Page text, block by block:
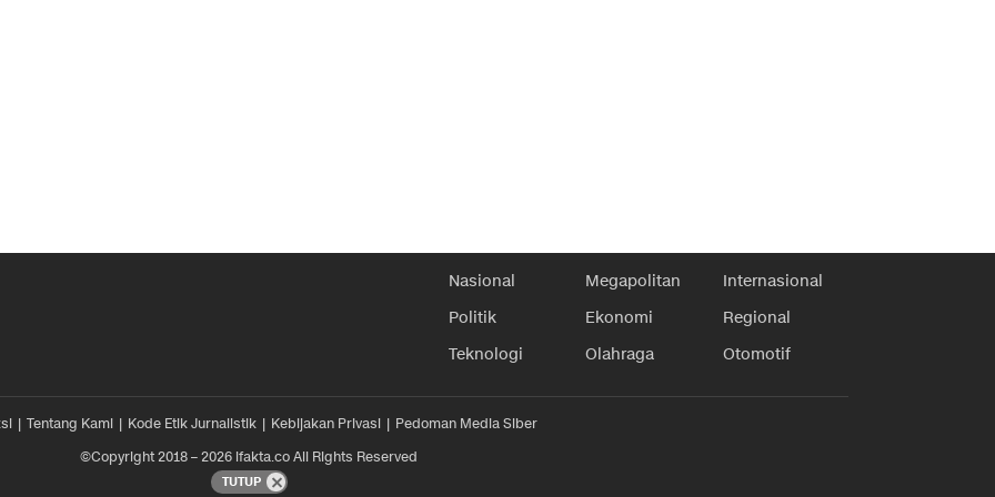
Nasional Megapolitan
Internasional
Politik
Ekonomi
Regional
Teknologi
Olahraga Otomotif
Tentang Kami Kode Etik Jurnalistik Kebijakan Privasi
Pedoman Media Siber
©Copyright 2018 – 2026 ifakta.co All Rights Reserved
TUTUP